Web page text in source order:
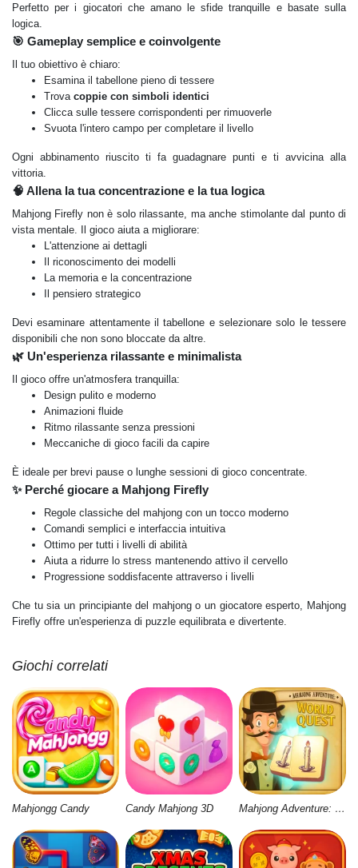
Perfetto per i giocatori che amano le sfide tranquille e basate sulla
logica.
🎯 Gameplay semplice e coinvolgente
Il tuo obiettivo è chiaro:
Esamina il tabellone pieno di tessere
Trova coppie con simboli identici
Clicca sulle tessere corrispondenti per rimuoverle
Svuota l'intero campo per completare il livello
Ogni abbinamento riuscito ti fa guadagnare punti e ti avvicina alla
vittoria.
🧠 Allena la tua concentrazione e la tua logica
Mahjong Firefly non è solo rilassante, ma anche stimolante dal punto di
vista mentale. Il gioco aiuta a migliorare:
L'attenzione ai dettagli
Il riconoscimento dei modelli
La memoria e la concentrazione
Il pensiero strategico
Devi esaminare attentamente il tabellone e selezionare solo le tessere
disponibili che non sono bloccate da altre.
🌿 Un'esperienza rilassante e minimalista
Il gioco offre un'atmosfera tranquilla:
Design pulito e moderno
Animazioni fluide
Ritmo rilassante senza pressioni
Meccaniche di gioco facili da capire
È ideale per brevi pause o lunghe sessioni di gioco concentrate.
✨ Perché giocare a Mahjong Firefly
Regole classiche del mahjong con un tocco moderno
Comandi semplici e interfaccia intuitiva
Ottimo per tutti i livelli di abilità
Aiuta a ridurre lo stress mantenendo attivo il cervello
Progressione soddisfacente attraverso i livelli
Che tu sia un principiante del mahjong o un giocatore esperto, Mahjong
Firefly offre un'esperienza di puzzle equilibrata e divertente.
Giochi correlati
Mahjongg Candy Candy Mahjong 3D Mahjong Adventure: World Quest